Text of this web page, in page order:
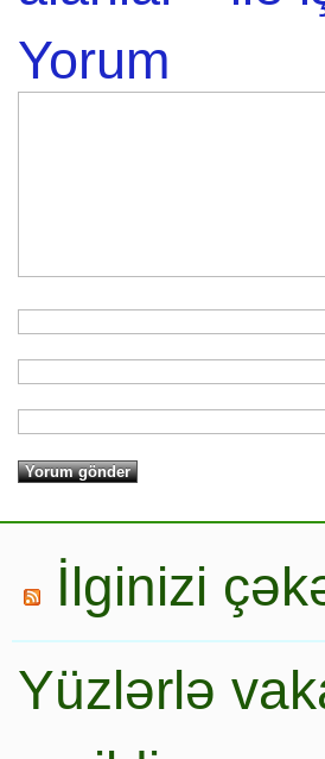
Yorum
İlginizi
Yüzlərlə